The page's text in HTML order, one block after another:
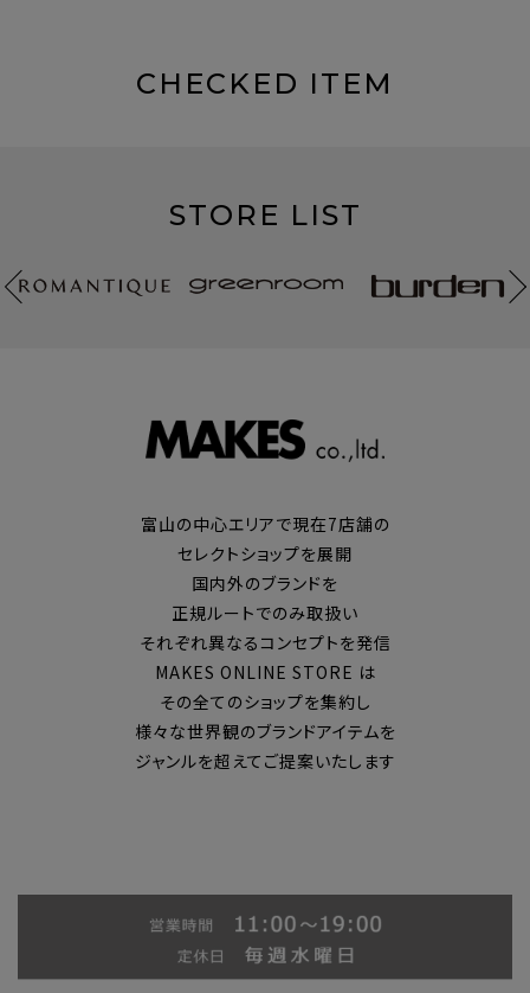
CHECKED ITEM
STORE LIST
富山の中心エリアで現在7店舗の
セレクトショップを展開
国内外のブランドを
正規ルートでのみ取扱い
それぞれ異なるコンセプトを発信
MAKES ONLINE STORE は
その全てのショップを集約し
様々な世界観のブランドアイテムを
ジャンルを超えてご提案いたします